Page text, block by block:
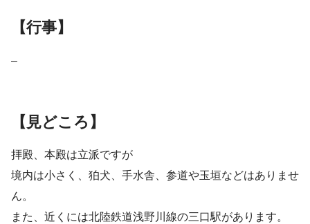
【行事】
–
【見どころ】
拝殿、本殿は立派ですが
境内は小さく、狛犬、手水舎、参道や玉垣などはありませ
ん。
また、近くには北陸鉄道浅野川線の三口駅があります。